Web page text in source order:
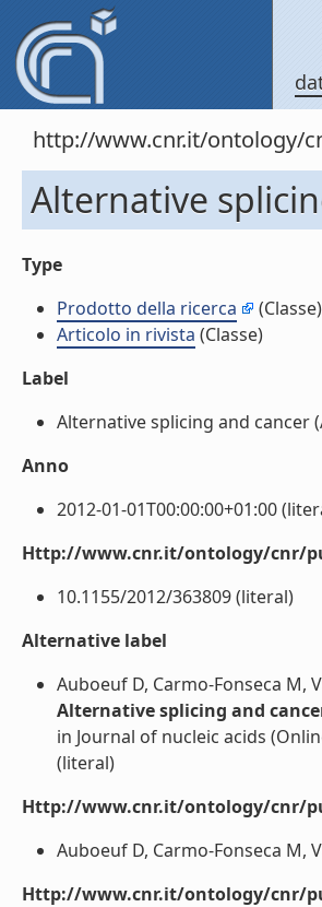
http://www.cnr.it/ontology/
Alternative
Type
Prodotto della ricerca
(Classe)
Articolo in rivista (Classe)
Label
Alternative splicing and cancer
Anno
2012-01-01T00:00:00+01:00
Http://www.cnr.it/ontology/cnr/
10.1155/2012/363809 (literal)
Alternative label
Auboeuf D, Carmo-Fonseca M,
Alternative splicing and
in Journal of nucleic acids
(literal)
Http://www.cnr.it/ontology/cnr/
Auboeuf D, Carmo-Fonseca M,
Http://www.cnr.it/ontology/cnr/